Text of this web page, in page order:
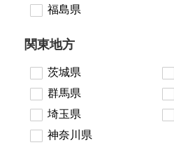
福島県
関東地方
茨城県
群馬県
埼玉県
神奈川県